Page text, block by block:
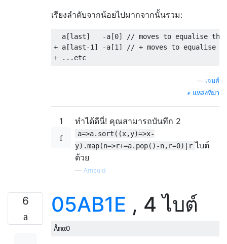
เรียงลำดับจากน้อยไปมากจากนั้นรวม:
  a
[last] -a [0]
// moves to equalise
+ a [last-1 ] -a [1 ]
// + moves to equalise
+
... etc
เจมส์
แหล่งที่มา
1 ทำได้ดีนี่! คุณสามารถบันทึก 2
a=>a.sort((x,y)=>x-
y).map(n=>r+=a.pop()-n,r=0)|r ไบต์
ด้วย
— Arnauld
6 05AB1E , 4 ไบต์